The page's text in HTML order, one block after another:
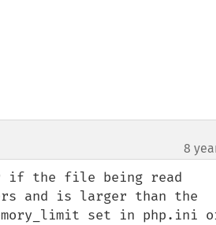
8
if the file being read
and is larger than the
set in php.ini